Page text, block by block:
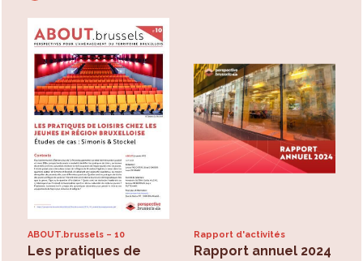
ABOUT.brussels 10
Les pratiques de
Rapport d'activités
Rapport annuel 2024